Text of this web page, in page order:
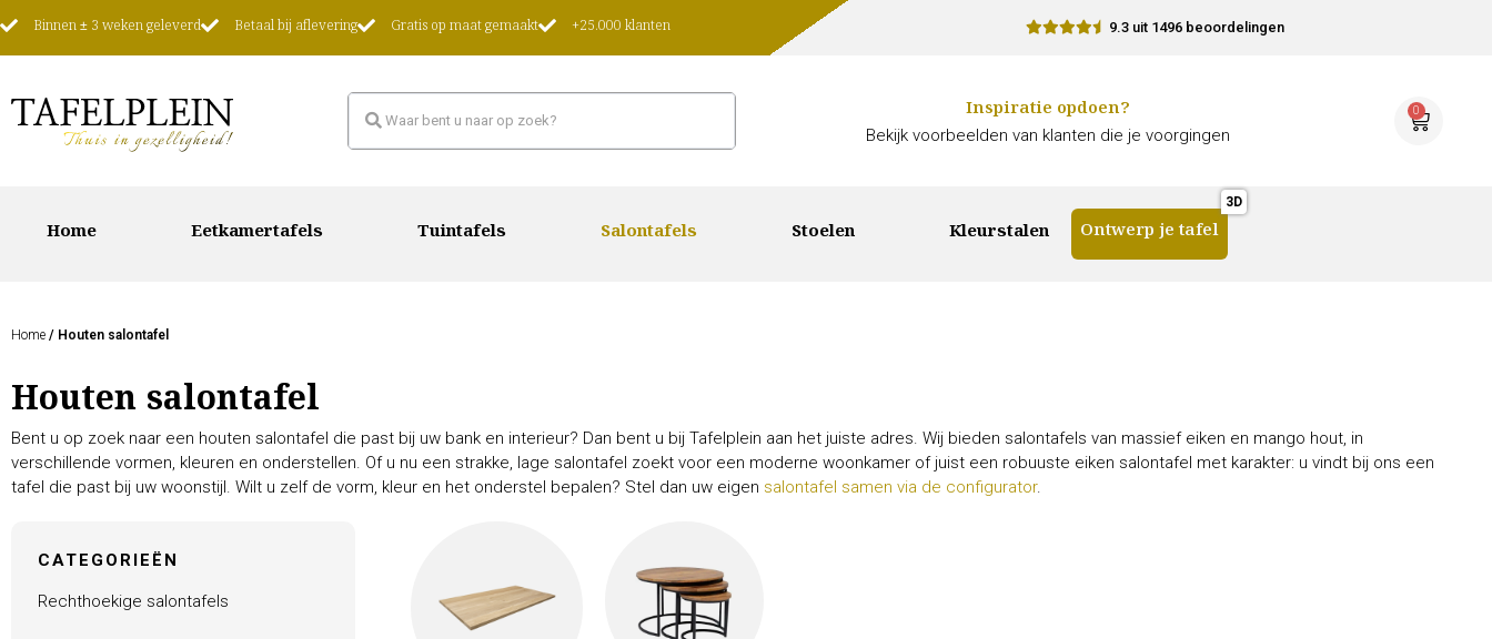
Binnen ± 3 weken geleverd Betaal bij aflevering Gratis op maat gemaakt +25.000 klanten 9.3 uit 1496 beoordelingen
Inspiratie opdoen?
Bekijk voorbeelden van klanten die je voorgingen
0
Home Eetkamertafels Tuintafels Salontafels Stoelen Kleurstalen Ontwerp je tafel
Home / Houten salontafel
Houten salontafel
Bent u op zoek naar een houten salontafel die past bij uw bank en interieur? Dan bent u bij Tafelplein aan het juiste adres. Wij bieden salontafels van massief eiken en mango hout, in
verschillende vormen, kleuren en onderstellen. Of u nu een strakke, lage salontafel zoekt voor een moderne woonkamer of juist een robuuste eiken salontafel met karakter: u vindt bij ons een
tafel die past bij uw woonstijl. Wilt u zelf de vorm, kleur en het onderstel bepalen? Stel dan uw eigen salontafel samen via de configurator.
CATEGORIEËN
Rechthoekige salontafels